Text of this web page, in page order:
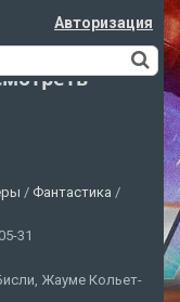
Авторизация
/ Фантастика /
31
Жауме Кольет-